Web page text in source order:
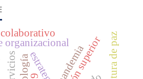
organizacional
servicios pandemia cultura de paz